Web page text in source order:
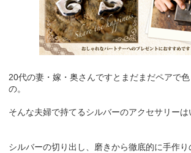
20代の妻・嫁・奥さんですとまだまだペアで
の。
そんな夫婦で持てるシルバーのアクセサリーは
シルバーの切り出し、磨きから徹底的に手作